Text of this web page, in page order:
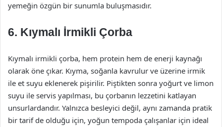
yemeğin özgün bir sunumla buluşmasıdır.
6. Kıymalı İrmikli Çorba
Kıymalı irmikli çorba, hem protein hem de enerji kaynağı
olarak öne çıkar. Kıyma, soğanla kavrulur ve üzerine irmik
ile et suyu eklenerek pişirilir. Piştikten sonra yoğurt ve limon
suyu ile servis yapılması, bu çorbanın lezzetini katlayan
unsurlardandır. Yalnızca besleyici değil, aynı zamanda pratik
bir tarif de olduğu için, yoğun tempoda çalışanlar için ideal